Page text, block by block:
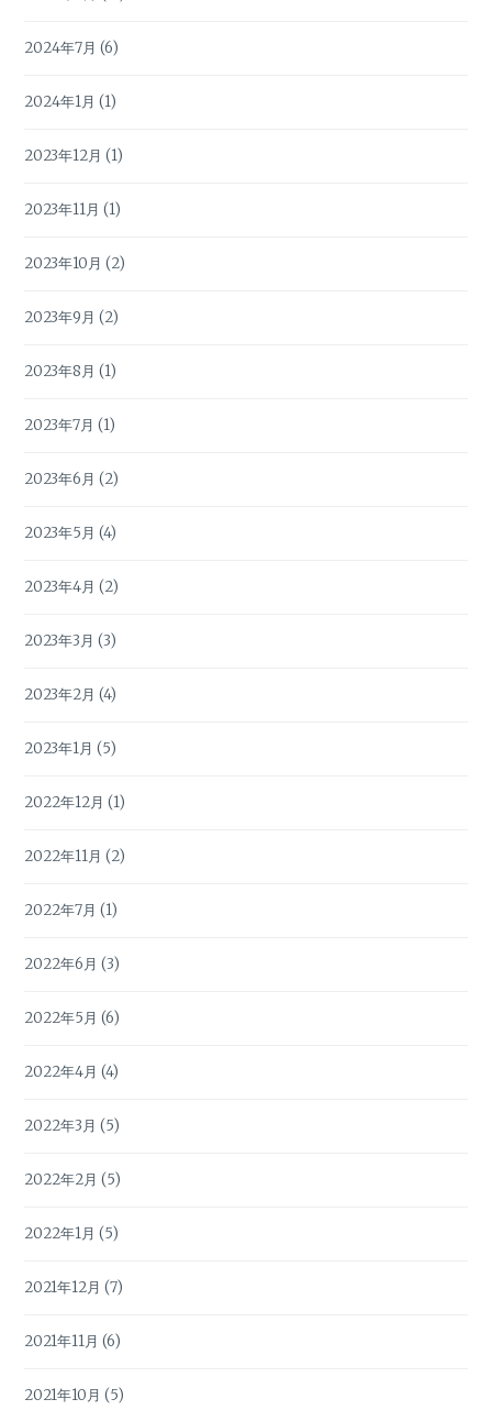
2024年7月 (6)
2024年1月 (1)
2023年12月 (1)
2023年11月 (1)
2023年10月 (2)
2023年9月 (2)
2023年8月 (1)
2023年7月 (1)
2023年6月 (2)
2023年5月 (4)
2023年4月 (2)
2023年3月 (3)
2023年2月 (4)
2023年1月 (5)
2022年12月 (1)
2022年11月 (2)
2022年7月 (1)
2022年6月 (3)
2022年5月 (6)
2022年4月 (4)
2022年3月 (5)
2022年2月 (5)
2022年1月 (5)
2021年12月 (7)
2021年11月 (6)
2021年10月 (5)